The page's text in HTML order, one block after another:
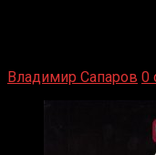
Владимир Сапаров 0